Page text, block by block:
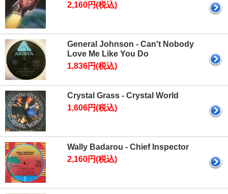
2,160円(税込)
General Johnson - Can't Nobody
Love Me Like You Do
1,836円(税込)
Crystal Grass - Crystal World
1,606円(税込)
Wally Badarou - Chief Inspector
2,160円(税込)